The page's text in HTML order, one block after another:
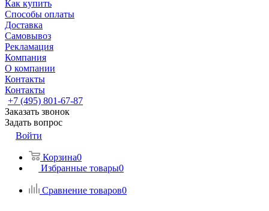
Как купить
Способы оплаты
Доставка
Самовывоз
Рекламация
Компания
О компании
Контакты
Контакты
+7 (495) 801-67-87
Заказать звонок
Задать вопрос
Войти
Корзина0
Избранные товары0
Сравнение товаров0